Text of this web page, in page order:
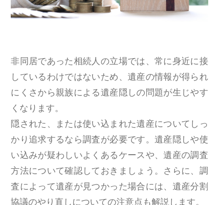
非同居であった相続人の立場では、常に身近に接
しているわけではないため、遺産の情報が得られ
にくさから親族による遺産隠しの問題が生じやす
くなります。
隠された、または使い込まれた遺産についてしっ
かり追求するなら調査が必要です。遺産隠しや使
い込みが疑わしいよくあるケースや、遺産の調査
方法について確認しておきましょう。さらに、調
査によって遺産が見つかった場合には、遺産分割
協議のやり直しについての注意点も解説します。